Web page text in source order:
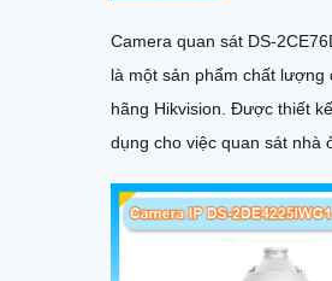
Camera quan sát DS-
là một sản phẩm chất lượng
hãng Hikvision. Được thiết kế chuyên
dụng cho việc quan sát nhà